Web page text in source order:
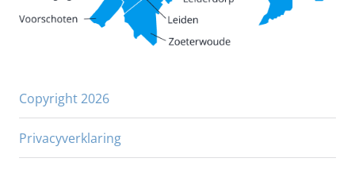
Copyright 2026
Privacyverklaring